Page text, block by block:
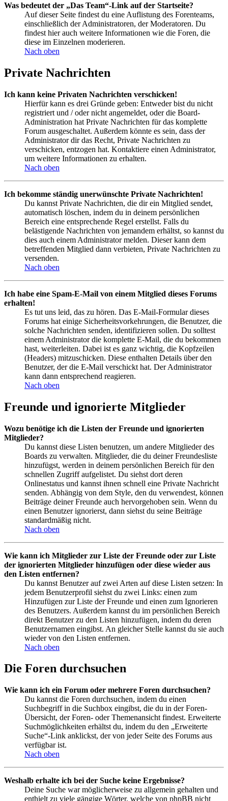
Was bedeutet der „Das Team“-Link auf der Startseite?
Auf dieser Seite findest du eine Auflistung des Forenteams,
einschließlich der Administratoren, der Moderatoren. Du
findest hier auch weitere Informationen wie die Foren, die
diese im Einzelnen moderieren.
Nach oben
Private Nachrichten
Ich kann keine Privaten Nachrichten verschicken!
Hierfür kann es drei Gründe geben: Entweder bist du nicht
registriert und / oder nicht angemeldet, oder die Board-
Administration hat Private Nachrichten für das komplette
Forum ausgeschaltet. Außerdem könnte es sein, dass der
Administrator dir das Recht, Private Nachrichten zu
verschicken, entzogen hat. Kontaktiere einen Administrator,
um weitere Informationen zu erhalten.
Nach oben
Ich bekomme ständig unerwünschte Private Nachrichten!
Du kannst Private Nachrichten, die dir ein Mitglied sendet,
automatisch löschen, indem du in deinem persönlichen
Bereich eine entsprechende Regel erstellst. Falls du
belästigende Nachrichten von jemandem erhältst, so kannst du
dies auch einem Administrator melden. Dieser kann dem
betreffenden Mitglied dann verbieten, Private Nachrichten zu
versenden.
Nach oben
Ich habe eine Spam-E-Mail von einem Mitglied dieses Forums
erhalten!
Es tut uns leid, das zu hören. Das E-Mail-Formular dieses
Forums hat einige Sicherheitsvorkehrungen, die Benutzer, die
solche Nachrichten senden, identifizieren sollen. Du solltest
einem Administrator die komplette E-Mail, die du bekommen
hast, weiterleiten. Dabei ist es ganz wichtig, die Kopfzeilen
(Headers) mitzuschicken. Diese enthalten Details über den
Benutzer, der die E-Mail verschickt hat. Der Administrator
kann dann entsprechend reagieren.
Nach oben
Freunde und ignorierte Mitglieder
Wozu benötige ich die Listen der Freunde und ignorierten
Mitglieder?
Du kannst diese Listen benutzen, um andere Mitglieder des
Boards zu verwalten. Mitglieder, die du deiner Freundesliste
hinzufügst, werden in deinem persönlichen Bereich für den
schnellen Zugriff aufgelistet. Du siehst dort deren
Onlinestatus und kannst ihnen schnell eine Private Nachricht
senden. Abhängig von dem Style, den du verwendest, können
Beiträge deiner Freunde auch hervorgehoben sein. Wenn du
einen Benutzer ignorierst, dann siehst du seine Beiträge
standardmäßig nicht.
Nach oben
Wie kann ich Mitglieder zur Liste der Freunde oder zur Liste
der ignorierten Mitglieder hinzufügen oder diese wieder aus
den Listen entfernen?
Du kannst Benutzer auf zwei Arten auf diese Listen setzen: In
jedem Benutzerprofil siehst du zwei Links: einen zum
Hinzufügen zur Liste der Freunde und einen zum Ignorieren
des Benutzers. Außerdem kannst du im persönlichen Bereich
direkt Benutzer zu den Listen hinzufügen, indem du deren
Benutzernamen eingibst. An gleicher Stelle kannst du sie auch
wieder von den Listen entfernen.
Nach oben
Die Foren durchsuchen
Wie kann ich ein Forum oder mehrere Foren durchsuchen?
Du kannst die Foren durchsuchen, indem du einen
Suchbegriff in die Suchbox eingibst, die du in der Foren-
Übersicht, der Foren- oder Themenansicht findest. Erweiterte
Suchmöglichkeiten erhältst du, indem du den „Erweiterte
Suche“-Link anklickst, der von jeder Seite des Forums aus
verfügbar ist.
Nach oben
Weshalb erhalte ich bei der Suche keine Ergebnisse?
Deine Suche war möglicherweise zu allgemein gehalten und
enthielt zu viele gängige Wörter, welche von phpBB nicht